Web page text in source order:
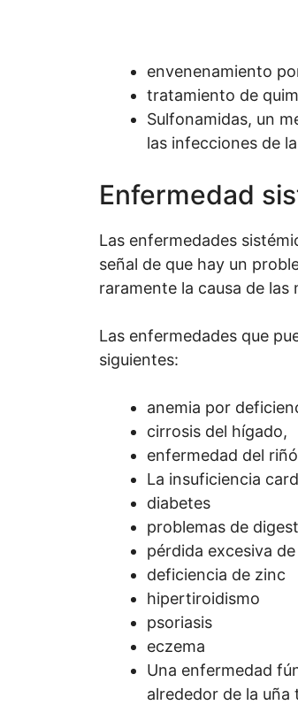
envenenamiento
tratamiento de
Sulfonamidas, un
las infecciones de
Enfermedad
Las enfermedades
señal de que hay un
raramente la causa de las
Las enfermedades que
siguientes:
anemia por
cirrosis del hígado,
enfermedad del
La insuficiencia
diabetes
problemas de
pérdida excesiva
deficiencia de zinc
hipertiroidismo
psoriasis
eczema
Una enfermedad
alrededor de la uña